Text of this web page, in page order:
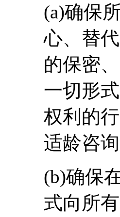
(a)确保
心、替
的保密
一切形
权利的
适龄咨
(b)确保
式向所